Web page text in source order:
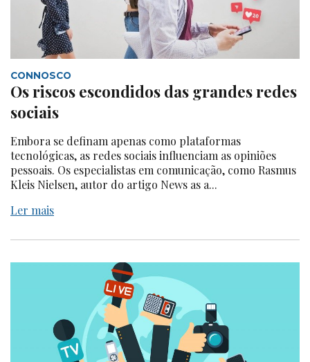
CONNOSCO
Os riscos escondidos das grandes redes
sociais
Embora se definam apenas como plataformas
tecnológicas, as redes sociais influenciam as opiniões
pessoais. Os especialistas em comunicação, como Rasmus
Kleis Nielsen, autor do artigo News as a...
Ler mais